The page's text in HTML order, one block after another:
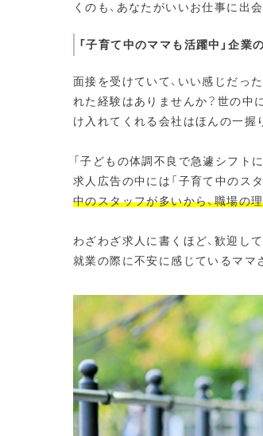
くのも、あなたがいいお仕事に出
「子育て中のママも活躍中」企業
面接を受けていて、いい感じだっ
れた経験はありませんか？世の中
け入れてくれる会社はほんの一握
「子どもの体調不良で急遽シフト
求人広告の中には「子育て中のス
中のスタッフが多いから、職場の
わざわざ求人に書くほど、歓迎し
就業の際に不安に感じているママ